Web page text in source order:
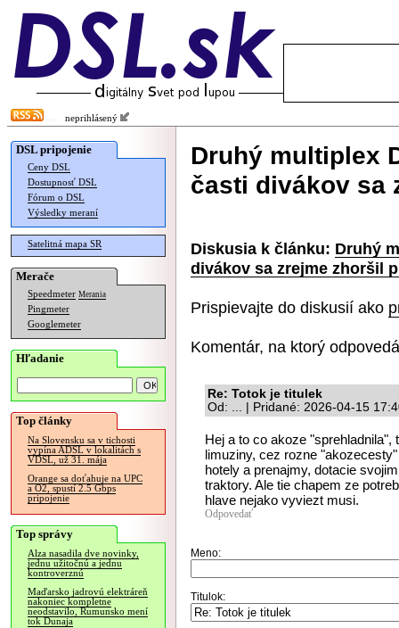
neprihlásený
DSL pripojenie
Ceny DSL
Dostupnosť DSL
Fórum o DSL
Výsledky meraní
Satelitná mapa SR
Merače
Speedmeter Merania
Pingmeter
Googlemeter
Hľadanie
Top články
Na Slovensku sa v tichosti
vypína ADSL v lokalitách s
VDSL, už 31. mája
Orange sa doťahuje na UPC
a O2, spustí 2.5 Gbps
pripojenie
Top správy
Alza nasadila dve novinky,
jednu užitočnú a jednu
kontroverznú
Maďarsko jadrovú elektráreň
nakoniec kompletne
neodstavilo, Rumunsko mení
tok Dunaja
Druhý multiplex
časti divákov sa
Diskusia k článku: Druhý
divákov sa zrejme zhoršil
Prispievajte do diskusií ako
Komentár, na ktorý
Re: Totok je titulek
Od: ... | Pridané: 2026-04-15
Hej a to co akoze
limuziny, cez rozne
hotely a prenajmy, dotacie
traktory. Ale tie chapem ze
hlave nejako vyviezt musi.
Odpovedať
Meno:
Titulok: